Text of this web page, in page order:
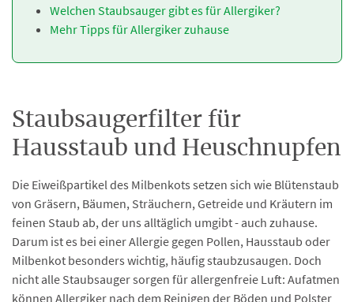
Welchen Staubsauger gibt es für Allergiker?
Mehr Tipps für Allergiker zuhause
Staubsaugerfilter für
Hausstaub und Heuschnupfen
Die Eiweißpartikel des Milbenkots setzen sich wie Blütenstaub
von Gräsern, Bäumen, Sträuchern, Getreide und Kräutern im
feinen Staub ab, der uns alltäglich umgibt - auch zuhause.
Darum ist es bei einer Allergie gegen Pollen, Hausstaub oder
Milbenkot besonders wichtig, häufig staubzusaugen. Doch
nicht alle Staubsauger sorgen für allergenfreie Luft: Aufatmen
können Allergiker nach dem Reinigen der Böden und Polster